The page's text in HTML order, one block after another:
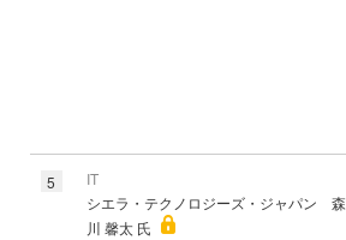
5
IT
シエラ・テクノロジーズ・ジャパン 森
川 馨太 氏